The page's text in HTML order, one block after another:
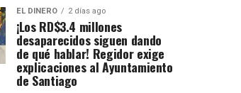
EL DINERO 2 días ago
¡Los RD$3.4 millones
desaparecidos siguen dando
de qué hablar! Regidor exige
explicaciones al Ayuntamiento
de Santiago